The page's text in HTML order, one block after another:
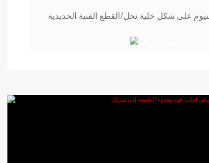
على شكل خلية نحل/القطع الفنية الحديدية